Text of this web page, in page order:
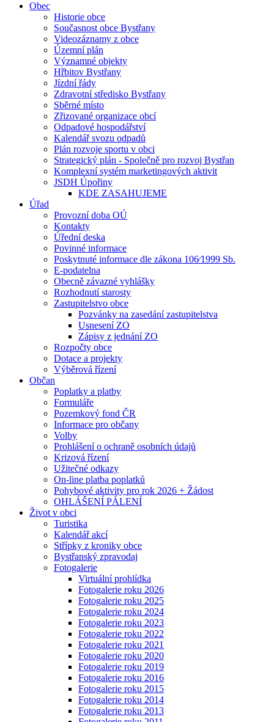
Obec
Historie obce
Současnost obce Bystřany
Videozáznamy z obce
Územní plán
Významné objekty
Hřbitov Bystřany
Jízdní řády
Zdravotní středisko Bystřany
Sběrné místo
Zřizované organizace obcí
Odpadové hospodářství
Kalendář svozu odpadů
Plán rozvoje sportu v obci
Strategický plán - Společně pro rozvoj Bystřan
Komplexní systém marketingových aktivit
JSDH Úpořiny
KDE ZASAHUJEME
Úřad
Provozní doba OÚ
Kontakty
Úřední deska
Povinné informace
Poskytnuté informace dle zákona 106⁄1999 Sb.
E-podatelna
Obecně závazné vyhlášky
Rozhodnutí starosty
Zastupitelstvo obce
Pozvánky na zasedání zastupitelstva
Usnesení ZO
Zápisy z jednání ZO
Rozpočty obce
Dotace a projekty
Výběrová řízení
Občan
Poplatky a platby
Formuláře
Pozemkový fond ČR
Informace pro občany
Volby
Prohlášení o ochraně osobních údajů
Krizová řízení
Užitečné odkazy
On-line platba poplatků
Pohybové aktivity pro rok 2026 + Žádost
OHLÁŠENÍ PÁLENÍ
Život v obci
Turistika
Kalendář akcí
Střípky z kroniky obce
Bystřanský zpravodaj
Fotogalerie
Virtuální prohlídka
Fotogalerie roku 2026
Fotogalerie roku 2025
Fotogalerie roku 2024
Fotogalerie roku 2023
Fotogalerie roku 2022
Fotogalerie roku 2021
Fotogalerie roku 2020
Fotogalerie roku 2019
Fotogalerie roku 2016
Fotogalerie roku 2015
Fotogalerie roku 2014
Fotogalerie roku 2013